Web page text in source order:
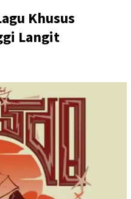
Khusus
Langit